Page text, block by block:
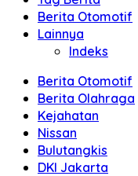
Berita Otomotif
Lainnya
Indeks
Berita Otomotif
Berita Olahraga
Kejahatan
Nissan
Bulutangkis
DKI Jakarta